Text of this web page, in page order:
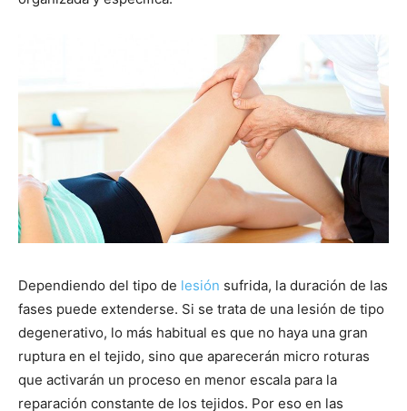
Dependiendo del tipo de lesión sufrida, la duración de las
fases puede extenderse. Si se trata de una lesión de tipo
degenerativo, lo más habitual es que no haya una gran
ruptura en el tejido, sino que aparecerán micro roturas
que activarán un proceso en menor escala para la
reparación constante de los tejidos. Por eso en las